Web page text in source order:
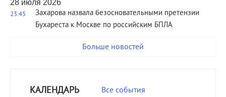
28 июля 2026
23:45
Захарова назвала безосновательными претензии
Бухареста к Москве по российским БПЛА
Больше новостей
КАЛЕНДАРЬ Все события